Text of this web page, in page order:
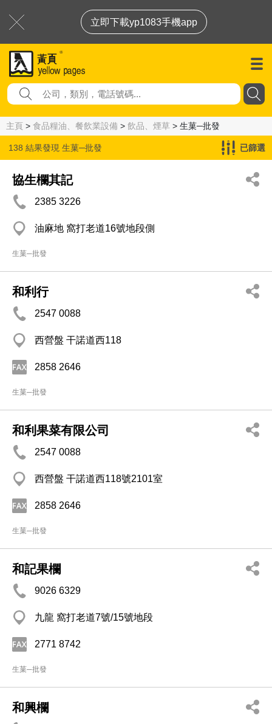
立即下載yp1083手機app
主頁 > 食品糧油、餐飲業設備 > 飲品、煙草 > 生菓─批發
138 結果發現 生菓─批發 已篩選
協生欄其記
2385 3226
油麻地 窩打老道16號地段側
生菓─批發
和利行
2547 0088
西營盤 干諾道西118
2858 2646
生菓─批發
和利果菜有限公司
2547 0088
西營盤 干諾道西118號2101室
2858 2646
生菓─批發
和記果欄
9026 6329
九龍 窩打老道7號/15號地段
2771 8742
生菓─批發
和興欄